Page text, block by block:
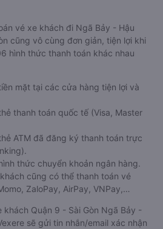
vé xe khách đi Ngã Bảy - Hậu
cũng vô cùng đơn giản, tiện lợi khi
hình thức thanh toán khác nhau
mặt tại các cửa hàng tiện lợi và
thanh toán quốc tế (Visa, Master
ATM đã đăng ký thanh toán trực
thức chuyển khoản ngân hàng.
cũng có thể thanh toán vé
ZaloPay, AirPay, VNPay,…
khách Quận 9 - Sài Gòn Ngã Bảy -
sẽ gửi tin nhắn/email xác nhận